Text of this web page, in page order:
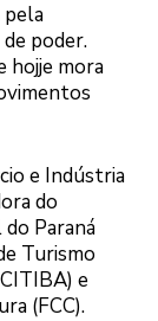
poder.
hojje mora
e Indústria
do
do Paraná
Turismo
e
(FCC).